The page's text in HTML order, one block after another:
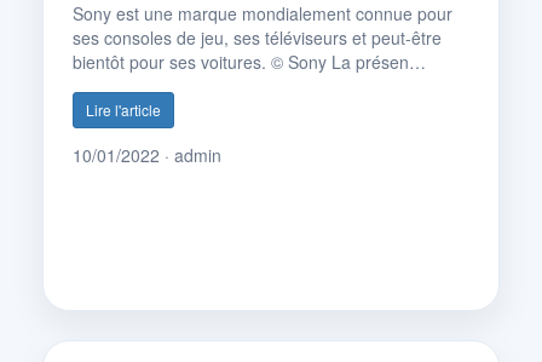
Sony est une marque mondialement connue pour
ses consoles de jeu, ses téléviseurs et peut-être
bientôt pour ses voitures. © Sony La présen…
Lire l'article
10/01/2022 · admin